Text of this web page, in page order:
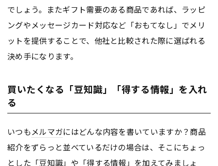
でしょう。またギフト需要のある商品であれば、ラッピ
ングやメッセージカード対応など「おもてなし」でメリ
ットを提供することで、他社と比較された際に選ばれる
決め手になります。
買いたくなる「豆知識」「得する情報」を入れ
る
いつもメルマガにはどんな内容を書いていますか？商品
紹介をずらっと並べているだけの場合は、そこにちょっ
とした「豆知識」や「得する情報」を加えてみましょ